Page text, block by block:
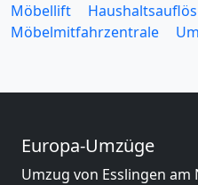
Möbellift
Möbelmitfahrzentrale
Europa-Umzüge
Umzug von Esslingen am